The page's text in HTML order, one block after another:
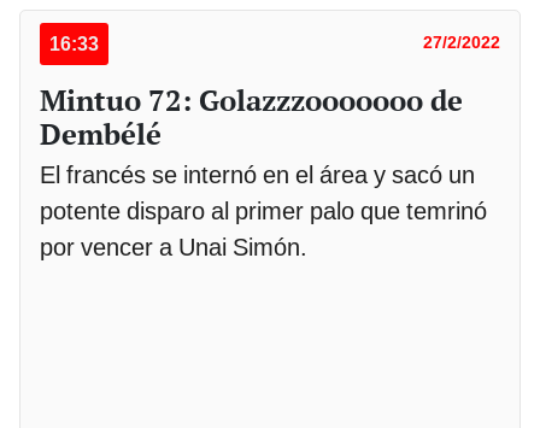
16:33 27/2/2022
Mintuo 72: Golazzzooooooo de
Dembélé
El francés se internó en el área y sacó un
potente disparo al primer palo que temrinó
por vencer a Unai Simón.